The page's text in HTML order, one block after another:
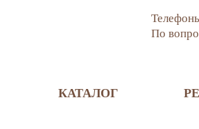
По
КАТАЛОГ